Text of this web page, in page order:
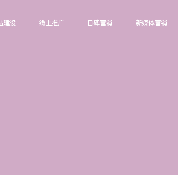
建设 线上推广 口碑营销 新媒体营销